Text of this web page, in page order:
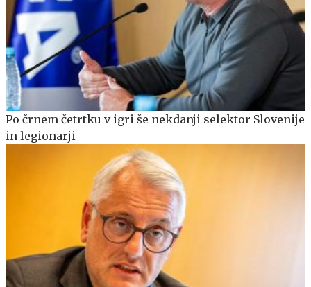
Po črnem četrtku v igri še nekdanji selektor Slovenije
in legionarji